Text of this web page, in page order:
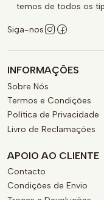
temos de todos os
Siga-nos
INFORMAÇÕES
Sobre Nós
Termos e Condições
Política de Privacidade
Livro de Reclamações
APOIO AO CLIENTE
Contacto
Condições de Envio